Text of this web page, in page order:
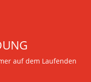
auf dem Laufenden